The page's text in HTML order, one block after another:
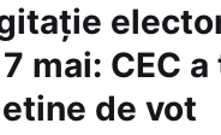
mai: CEC
de vot